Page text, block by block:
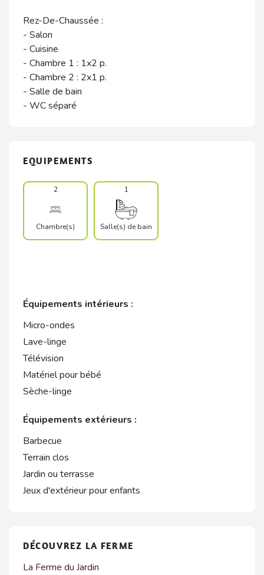
Rez-De-Chaussée :
- Salon
- Cuisine
- Chambre 1 : 1x2 p.
- Chambre 2 : 2x1 p.
- Salle de bain
- WC séparé
EQUIPEMENTS
2
Chambre(s)
1
Salle(s) de bain
Équipements intérieurs :
Micro-ondes
Lave-linge
Télévision
Matériel pour bébé
Sèche-linge
Équipements extérieurs :
Barbecue
Terrain clos
Jardin ou terrasse
Jeux d'extérieur pour enfants
DÉCOUVREZ LA FERME
La Ferme du Jardin